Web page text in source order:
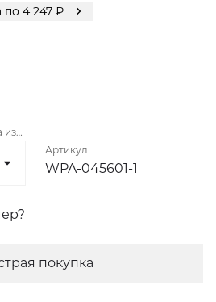
по 4 247 ₽
из
Артикул
WPA-045601-1
покупка